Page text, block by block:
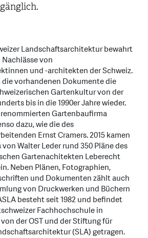
Landschaftsarchitektur bewahrt
von
und -architekten der Schweiz.
die vorhandenen Dokumente die
Gartenkultur von der
bis in die 1990er Jahre wieder.
Gartenbaufirma
dazu, wie die des
Ernst Cramers. 2015 kamen
Walter Leder rund 350 Pläne des
Gartenachitekten Leberecht
Neben Plänen, Fotographien,
und Dokumenten zählt auch
von Druckwerken und Büchern
besteht seit 1982 und befindet
Fachhochschule in
der OST und der Stiftung für
(SLA) getragen.